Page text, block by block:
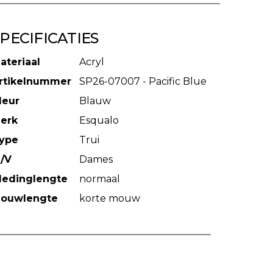
Acryl
SP26-07007 - Pacific Blue
Blauw
Esqualo
Trui
V
Dames
normaal
korte mouw